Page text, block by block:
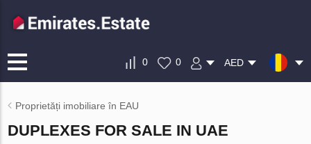
0 0 AED
Proprietăți imobiliare în EAU
DUPLEXES FOR SALE IN UAE